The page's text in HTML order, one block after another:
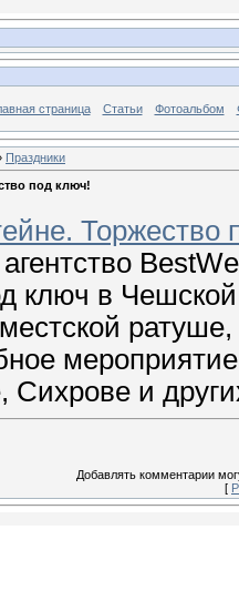
страница Статьи Фотоальбом
Праздники
под ключ!
Торжество
ключ в
Сихрове и
Добавлять комментарии
[